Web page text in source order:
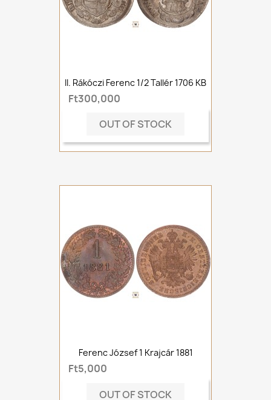
II. Rákóczi Ferenc 1/2 Tallér 1706 KB
Ft300,000
OUT OF STOCK
Ferenc József 1 Krajcár 1881
Ft5,000
OUT OF STOCK